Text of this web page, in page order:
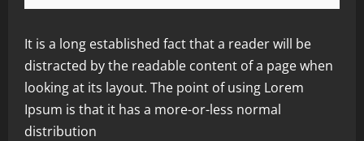
It is a long established fact that a reader will be
distracted by the readable content of a page when
looking at its layout. The point of using Lorem
Ipsum is that it has a more-or-less normal
distribution